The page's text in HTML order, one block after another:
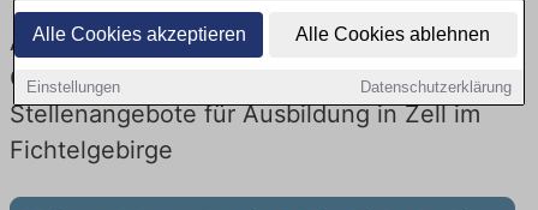
Alle Cookies akzeptieren Alle Cookies ablehnen
Einstellungen Datenschutzerklärung
Ausbildung in Zell im Fichtelgebirge im
Gesundheitswesen: Aktuell gibt es keine
Stellenangebote für Ausbildung in Zell im
Fichtelgebirge